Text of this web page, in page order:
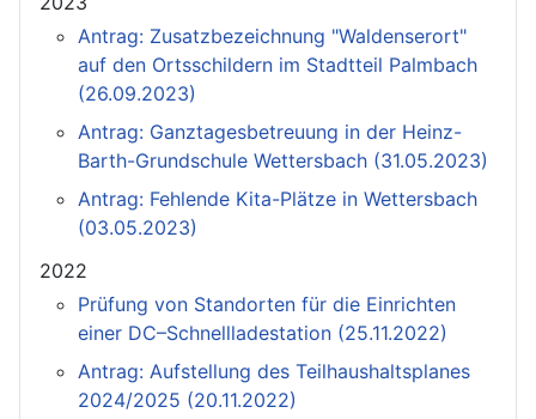
Antrag: Zusatzbezeichnung "Waldenserort"
auf den Ortsschildern im Stadtteil Palmbach
(26.09.2023)
Antrag: Ganztagesbetreuung in der Heinz-
Barth-Grundschule Wettersbach (31.05.2023)
Antrag: Fehlende Kita-Plätze in Wettersbach
(03.05.2023)
2022
Prüfung von Standorten für die Einrichten
einer DC–Schnellladestation (25.11.2022)
Antrag: Aufstellung des Teilhaushaltsplanes
2024/2025 (20.11.2022)